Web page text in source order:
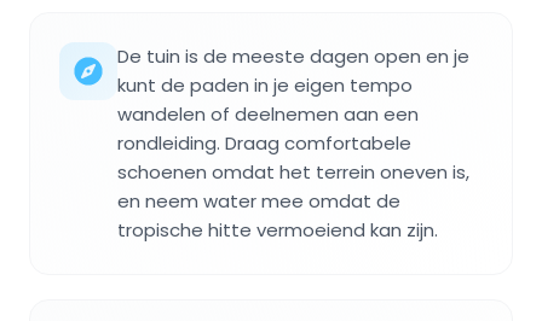
De tuin is de meeste dagen open en je
kunt de paden in je eigen tempo
wandelen of deelnemen aan een
rondleiding. Draag comfortabele
schoenen omdat het terrein oneven is,
en neem water mee omdat de
tropische hitte vermoeiend kan zijn.